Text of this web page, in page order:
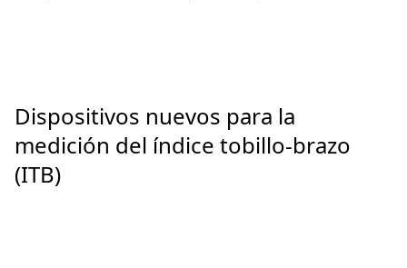
Dispositivos nuevos para la
medición del índice tobillo-brazo
(ITB)